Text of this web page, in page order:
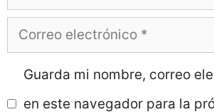
Correo
Guarda mi nombre, correo
en este navegador para la